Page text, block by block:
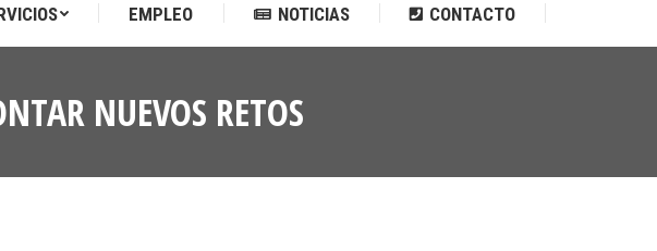
EMPLEO NOTICIAS CONTACTO
NUEVOS RETOS